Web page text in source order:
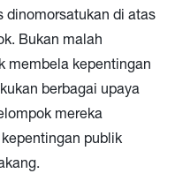
dinomorsatukan di atas
Bukan malah
membela kepentingan
berbagai upaya
mereka
publik